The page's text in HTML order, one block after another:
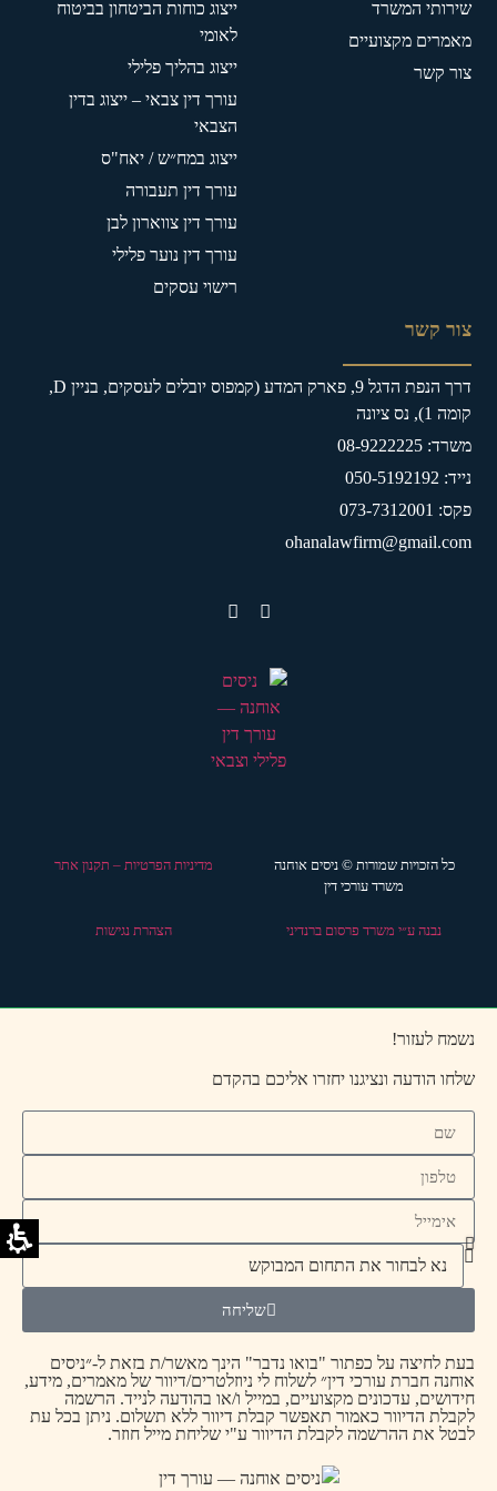
שירותי המשרד
מאמרים מקצועיים
צור קשר
ייצוג כוחות הביטחון בביטוח
לאומי
ייצוג בהליך פלילי
עורך דין צבאי – ייצוג בדין
הצבאי
ייצוג במח״ש / יאח"ס
עורך דין תעבורה
עורך דין צווארון לבן
עורך דין נוער פלילי
רישוי עסקים
צור קשר
דרך הנפת הדגל 9, פארק המדע (קמפוס יובלים לעסקים, בניין D,
קומה 1), נס ציונה
משרד: 08-9222225
נייד: 050-5192192
פקס: 073-7312001
ohanalawfirm@gmail.com
כל הזכויות שמורות © ניסים אוחנה
משרד עורכי דין
מדיניות הפרטיות – תקנון אתר
נבנה ע״י משרד פרסום ברנדיני הצהרת נגישות
נשמח לעזור!
שלחו הודעה ונציגנו יחזרו אליכם בהקדם
שליחה
בעת לחיצה על כפתור "בואו נדבר" הינך מאשר/ת בזאת ל-״ניסים
אוחנה חברת עורכי דין״ לשלוח לי ניוזלטרים/דיוור של מאמרים, מידע,
חידושים, עדכונים מקצועיים, במייל ו/או בהודעה לנייד. הרשמה
לקבלת הדיוור כאמור תאפשר קבלת דיוור ללא תשלום. ניתן בכל עת
לבטל את ההרשמה לקבלת הדיוור ע"י שליחת מייל חוזר.